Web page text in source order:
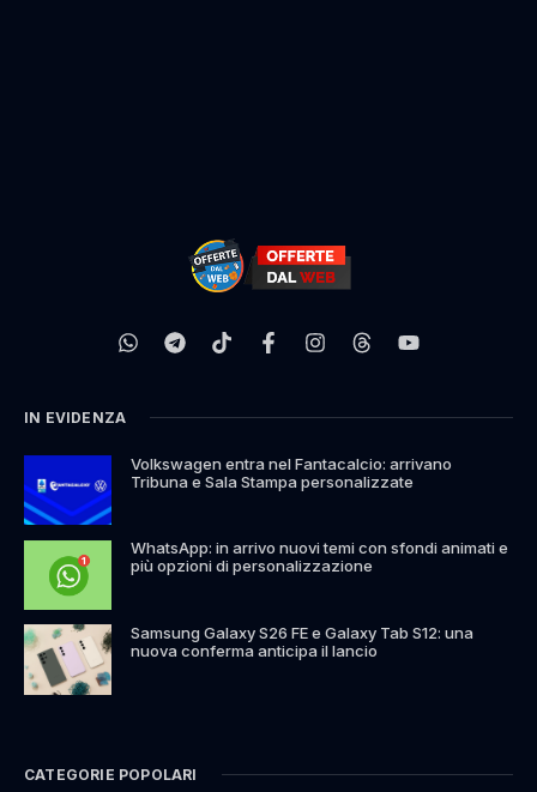
IN EVIDENZA
Volkswagen entra nel Fantacalcio: arrivano
Tribuna e Sala Stampa personalizzate
WhatsApp: in arrivo nuovi temi con sfondi animati e
più opzioni di personalizzazione
Samsung Galaxy S26 FE e Galaxy Tab S12: una
nuova conferma anticipa il lancio
CATEGORIE POPOLARI